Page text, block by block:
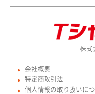
株式
● 会社概要
● 特定商取引法
● 個人情報の取り扱いに